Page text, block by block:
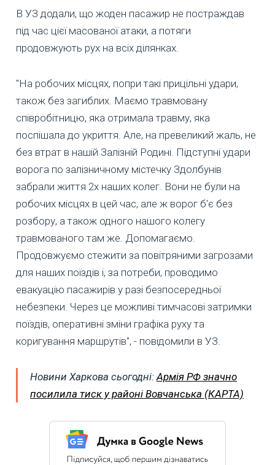
В УЗ додали, що жоден пасажир не постраждав
під час цієї масованої атаки, а потяги
продовжують рух на всіх ділянках.
"На робочих місцях, попри такі прицільні удари,
також без загиблих. Маємо травмовану
співробітницю, яка отримала травму, яка
поспішала до укриття. Але, на превеликий жаль, не
без втрат в нашій Залізній Родині. Підступні удари
ворога по залізничному містечку Здолбунів
забрали життя 2х наших колег. Вони не були на
робочих місцях в цей час, але ж ворог б'є без
розбору, а також одного нашого колегу
травмованого там же. Допомагаємо.
Продовжуємо стежити за повітряними загрозами
для наших поїздів і, за потреби, проводимо
евакуацію пасажирів у разі безпосередньої
небезпеки. Через це можливі тимчасові затримки
поїздів, оперативні зміни графіка руху та
коригування маршрутів", - повідомили в УЗ.
Новини Харкова сьогодні:Армія РФ значно
посилила тиск у районі Вовчанська (КАРТА)